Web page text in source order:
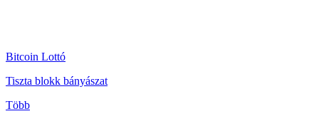
Bitcoin Lottó
Tiszta blokk bányászat
Több